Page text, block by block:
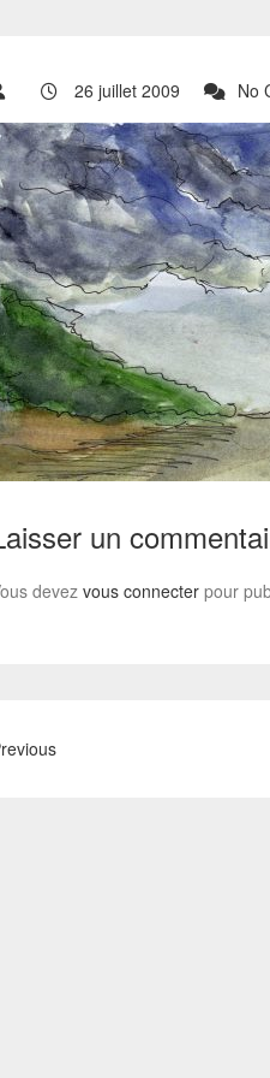
26 juillet 2009 No
un
devez vous connecterpour